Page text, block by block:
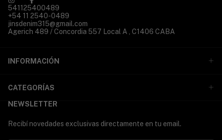
541125400489
+54 11 2540-0489
jinsdenim315@gmail.com
Agerich 489 / Concordia 557 Local A , C1406 CABA
INFORMACIÓN
CATEGORÍAS
NEWSLETTER
Recibí novedades exclusivas directamente en tu email.